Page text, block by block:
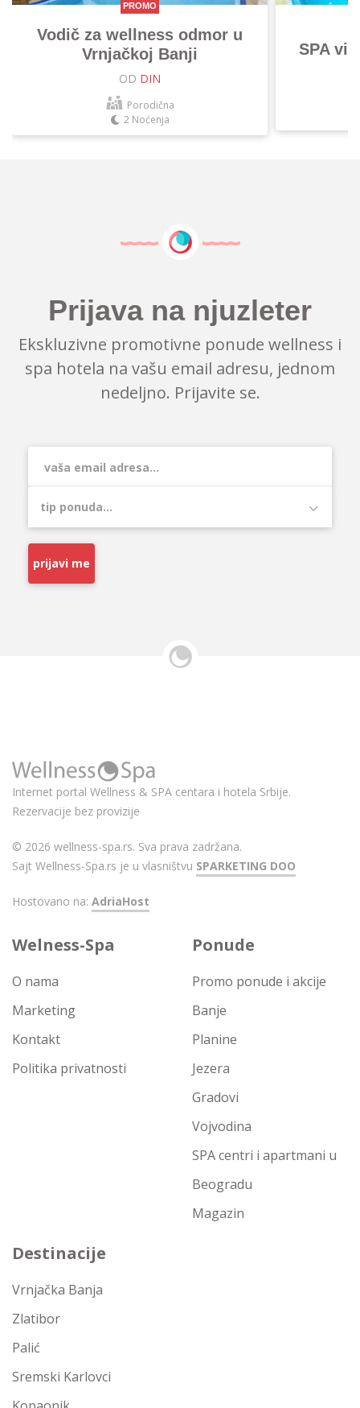
PROMO
Vodič za wellness odmor u
Vrnjačkoj Banji
OD DIN
Porodična
2 Noćenja
SPA
Prijava na njuzleter
Ekskluzivne promotivne ponude wellness i
spa hotela na vašu email adresu, jednom
nedeljno. Prijavite se.
prijavi me
Internet portal Wellness & SPA centara i hotela Srbije.
Rezervacije bez provizije
© 2026 wellness-spa.rs. Sva prava zadržana.
Sajt Wellness-Spa.rs je u vlasništvu SPARKETING DOO
Hostovano na: AdriaHost
Welness-Spa
O nama
Marketing
Kontakt
Politika privatnosti
Ponude
Promo ponude i akcije
Banje
Planine
Jezera
Gradovi
Vojvodina
SPA centri i apartmani u
Beogradu
Magazin
Destinacije
Vrnjačka Banja
Zlatibor
Palić
Sremski Karlovci